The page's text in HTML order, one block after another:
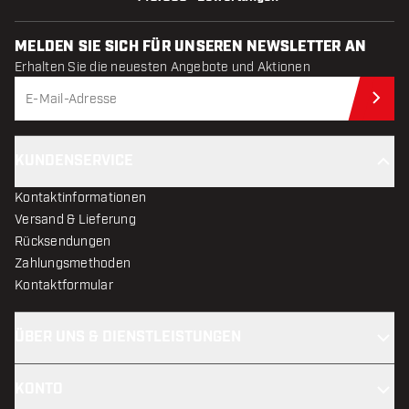
MELDEN SIE SICH FÜR UNSEREN NEWSLETTER AN
Erhalten Sie die neuesten Angebote und Aktionen
Kontaktinformationen
Versand & Lieferung
Rücksendungen
Zahlungsmethoden
Kontaktformular